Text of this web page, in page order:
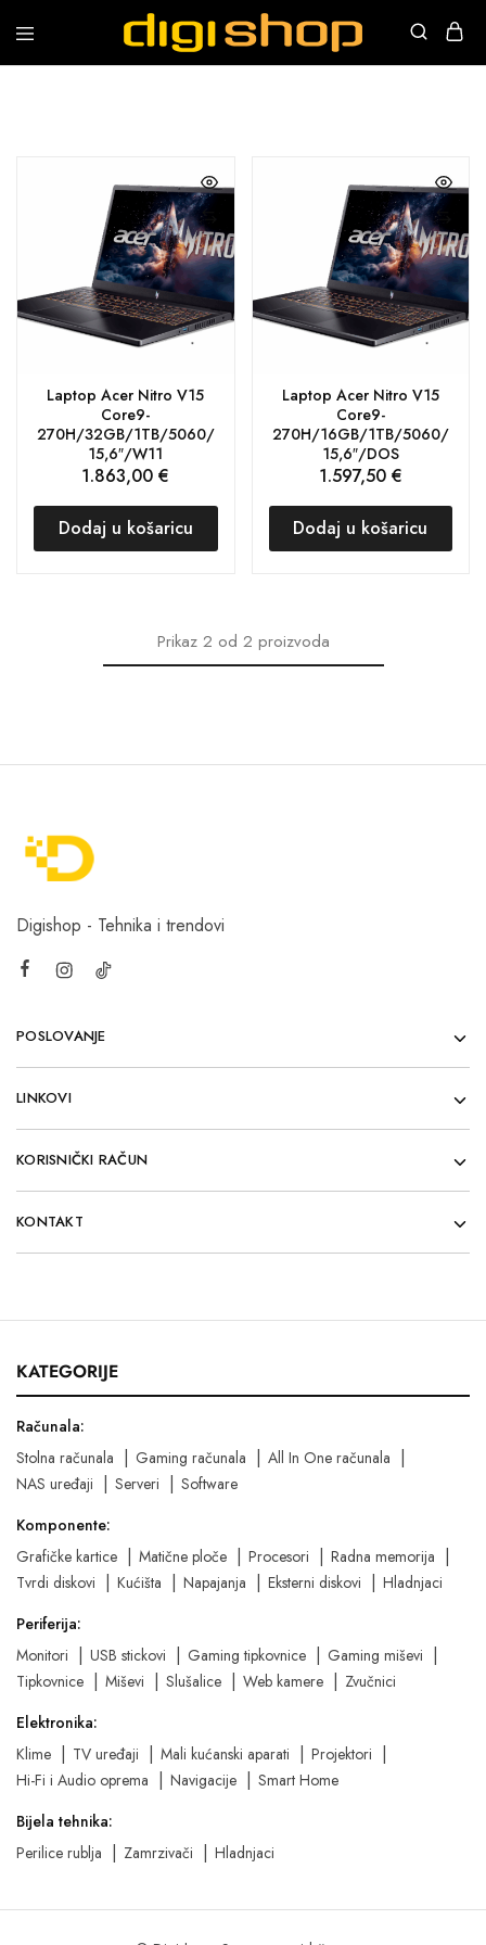
Digishop
Vaša
Laptop Acer Nitro V15
Core9-
270H/32GB/1TB/5060/
15,6″/W11
1.863,00€
Dodaj u košaricu
Laptop Acer Nitro V15
Core9-
270H/16GB/1TB/5060/
15,6″/DOS
1.597,50 €
Dodaj u košaricu
Prikaz2 od 2 proizvoda
Digishop - Tehnika i trendovi
POSLOVANJE
LINKOVI
KORISNIČKI RAČUN
KONTAKT
KATEGORIJE
Računala:
Stolna računala
Gaming računala
All In One računala
NAS uređaji
Serveri
Software
Komponente:
Grafičke kartice
Matične ploče Procesori
Radna memorija
Tvrdi diskovi
Kućišta Napajanja Eksterni diskovi
Hladnjaci
Periferija:
Monitori
USB stickovi Gaming tipkovnice
Gaming miševi
Tipkovnice
Miševi Slušalice Web kamere
Zvučnici
Elektronika:
Klime
TV uređaji Mali kućanski aparati
Projektori
Hi-Fi i Audio oprema
Navigacije
Smart Home
Bijela tehnika:
Perilice rublja
Zamrzivači Hladnjaci